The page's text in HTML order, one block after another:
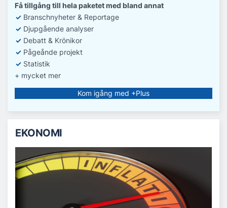
Få tillgång till hela paketet med bland annat
✓ Branschnyheter & Reportage
✓ Djupgående analyser
✓ Debatt & Krönikor
✓ Pågeånde projekt
✓ Statistik
+ mycket mer
Kom igång med +Plus
EKONOMI